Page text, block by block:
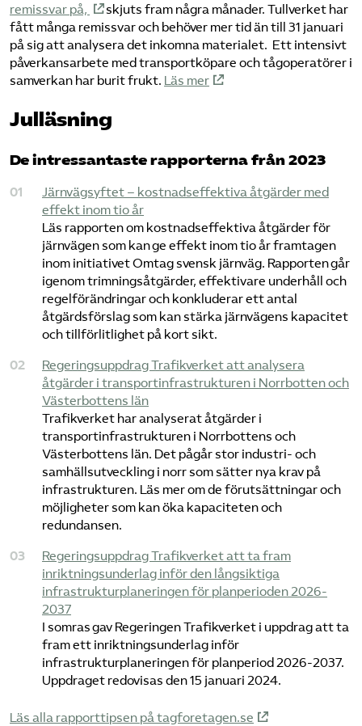
remissvar på,
skjuts fram några månader. Tullverket har
fått många remissvar och behöver mer tid än till 31 januari
på sig att analysera det inkomna materialet. Ett intensivt
påverkansarbete med transportköpare och tågoperatörer i
samverkan har burit frukt. Läs mer
Julläsning
De intressantaste rapporterna från 2023
Järnvägsyftet – kostnadseffektiva åtgärder med
effekt inom tio år
Läs rapporten om kostnadseffektiva åtgärder för
järnvägen som kan ge effekt inom tio år framtagen
inom initiativet Omtag svensk järnväg. Rapporten går
igenom trimningsåtgärder, effektivare underhåll och
regelförändringar och konkluderar ett antal
åtgärdsförslag som kan stärka järnvägens kapacitet
och tillförlitlighet på kort sikt.
Regeringsuppdrag Trafikverket att analysera
åtgärder i transportinfrastrukturen i Norrbotten och
Västerbottens län
Trafikverket har analyserat åtgärder i
transportinfrastrukturen i Norrbottens och
Västerbottens län. Det pågår stor industri- och
samhällsutveckling i norr som sätter nya krav på
infrastrukturen. Läs mer om de förutsättningar och
möjligheter som kan öka kapaciteten och
redundansen.
Regeringsuppdrag Trafikverket att ta fram
inriktningsunderlag inför den långsiktiga
infrastrukturplaneringen för planperioden 2026-
2037
I somras gav Regeringen Trafikverket i uppdrag att ta
fram ett inriktningsunderlag inför
infrastrukturplaneringen för planperiod 2026-2037.
Uppdraget redovisas den 15 januari 2024.
Läs alla rapporttipsen på tagforetagen.se